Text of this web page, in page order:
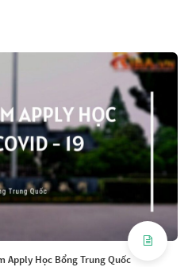
Apply Học Bổng Trung Quốc